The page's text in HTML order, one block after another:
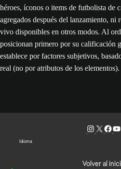
héroes, íconos o items de futbolista de
agregados después del lanzamiento, ni
vivo disponibles en otros modos. Al
posicionan primero por su calificación
establece por factores subjetivos,
real (no por atributos de los elementos).
Idioma
Volver al